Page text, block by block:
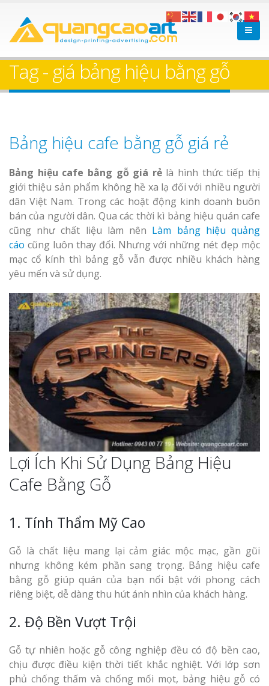
Tag - giá bảng hiệu bằng gỗ
Bảng hiệu cafe bằng gỗ giá rẻ
Bảng hiệu cafe bằng gỗ giá rẻlà hình thức tiếp thị
giới thiệu sản phẩm không hề xa lạ đối với nhiều người
dân Việt Nam. Trong các hoặt động kinh doanh buôn
bán của người dân. Qua các thời kì bảng hiệu quán cafe
cũng như chất liệu làm nên Làm bảng hiệu quảng
cáo cũng luôn thay đổi. Nhưng với những nét đẹp mộc
mạc cổ kính thì bảng gỗ vẫn được nhiều khách hàng
yêu mến và sử dụng.
Lợi Ích Khi Sử Dụng Bảng Hiệu
Cafe Bằng Gỗ
1. Tính Thẩm Mỹ Cao
Gỗ là chất liệu mang lại cảm giác mộc mạc, gần gũi
nhưng không kém phần sang trọng. Bảng hiệu cafe
bằng gỗ giúp quán của bạn nổi bật với phong cách
riêng biệt, dễ dàng thu hút ánh nhìn của khách hàng.
2. Độ Bền Vượt Trội
Gỗ tự nhiên hoặc gỗ công nghiệp đều có độ bền cao,
chịu được điều kiện thời tiết khắc nghiệt. Với lớp sơn
phủ chống thấm và chống mối mọt, bảng hiệu gỗ có